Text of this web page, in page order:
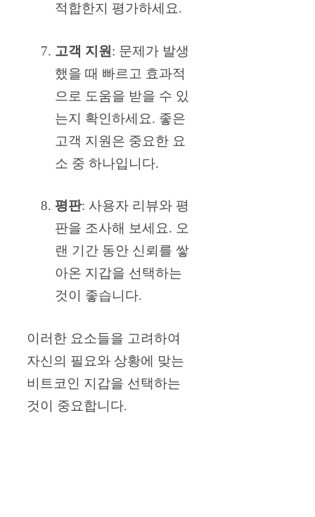
적합한지 평가하세요.
고객 지원 : 문제가 발생
했을 때 빠르고 효과적
으로 도움을 받을 수 있
는지 확인하세요. 좋은
고객 지원은 중요한 요
소 중 하나입니다.
평판: 사용자 리뷰와 평
판을 조사해 보세요. 오
랜 기간 동안 신뢰를 쌓
아온 지갑을 선택하는
것이 좋습니다.
이러한 요소들을 고려하여
자신의 필요와 상황에 맞는
비트코인 지갑을 선택하는
것이 중요합니다.